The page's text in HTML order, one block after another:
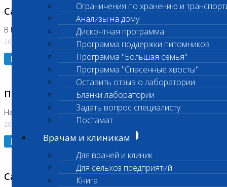
Ограничения по хранению и
Анализы на дому
Дисконтная программа
Программа поддержки питомников
Программа "Большая семья"
Программа "Спасенные хвосты"
Оставить отзыв о лаборатории
Бланки лаборатории
Задать вопрос специалисту
Постамат
Врачам и клиникам
Для врачей и клиник
Для сельхоз предприятий
Книга
Санитарный день
В Коломне 20.07.2026
20.07.2026
Подробнее
Приостановлено выполнение исследования
На Нагорной
20.07.2026
Подробнее
Санитарный день